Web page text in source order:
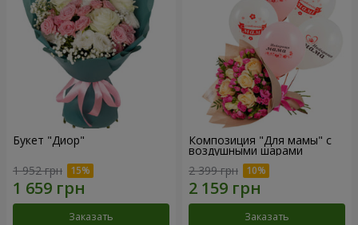
Букет "Диор"
1 952 грн
Заказать
Композиция "Для мамы" с
воздушными шарами
2 399 грн
Заказать